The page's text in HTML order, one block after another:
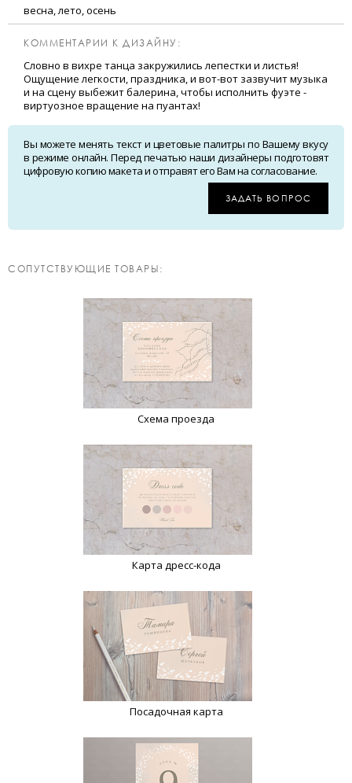
весна, лето, осень
КОММЕНТАРИИ К ДИЗАЙНУ:
Словно в вихре танца закружились лепестки и листья!
Ощущение легкости, праздника, и вот-вот зазвучит музыка
и на сцену выбежит балерина, чтобы исполнить фуэте -
виртуозное вращение на пуантах!
Вы можете менять текст и цветовые палитры по Вашему вкусу
в режиме онлайн. Перед печатью наши дизайнеры подготовят
цифровую копию макета и отправят его Вам на согласование.
ЗАДАТЬ ВОПРОС
CОПУТСТВУЮЩИЕ ТОВАРЫ:
Схема проезда
Карта дресс-кода
Посадочная карта